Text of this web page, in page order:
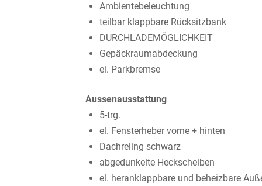
Ambientebeleuchtung
teilbar klappbare Rücksitzbank
DURCHLADEMÖGLICHKEIT
Gepäckraumabdeckung
el. Parkbremse
Aussenausstattung
5-trg.
el. Fensterheber vorne + hinten
Dachreling schwarz
abgedunkelte Heckscheiben
el. heranklappbare und beheizbare